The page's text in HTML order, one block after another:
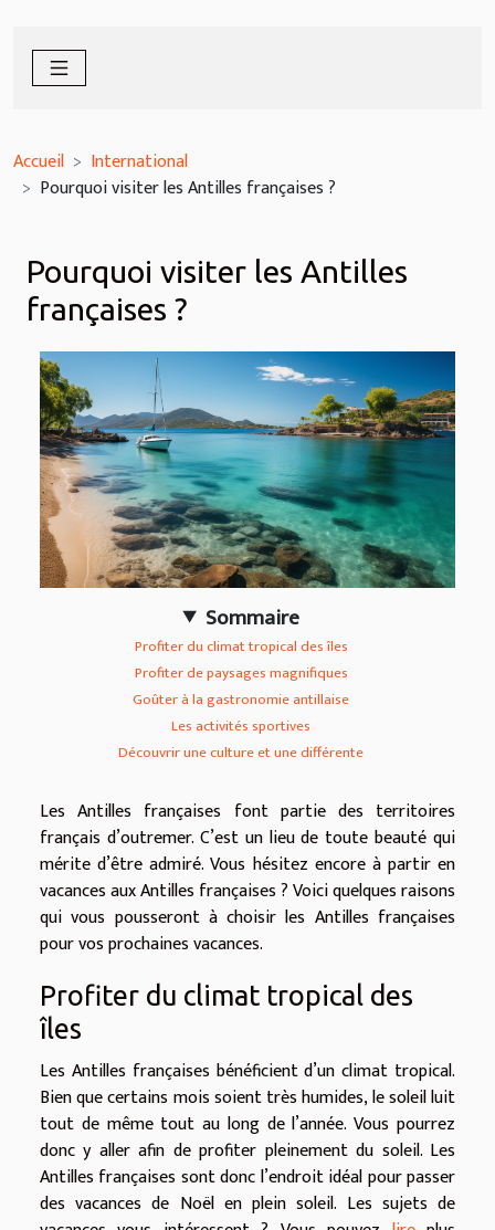
Accueil
International
Pourquoi visiter les Antilles françaises ?
Pourquoi visiter les Antilles
françaises ?
Sommaire
Profiter du climat tropical des îles
Profiter de paysages magnifiques
Goûter à la gastronomie antillaise
Les activités sportives
Découvrir une culture et une différente
Les Antilles françaises font partie des territoires
français d’outremer. C’est un lieu de toute beauté qui
mérite d’être admiré. Vous hésitez encore à partir en
vacances aux Antilles françaises ? Voici quelques raisons
qui vous pousseront à choisir les Antilles françaises
pour vos prochaines vacances.
Profiter du climat tropical des
îles
Les Antilles françaises bénéficient d’un climat tropical.
Bien que certains mois soient très humides, le soleil luit
tout de même tout au long de l’année. Vous pourrez
donc y aller afin de profiter pleinement du soleil. Les
Antilles françaises sont donc l’endroit idéal pour passer
des vacances de Noël en plein soleil. Les sujets de